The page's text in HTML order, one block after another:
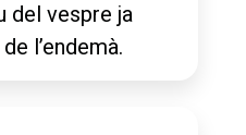
del vespre ja
l’endemà.